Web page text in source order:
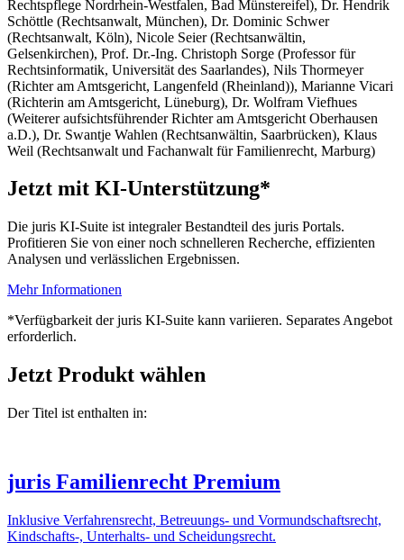
Rechtspflege Nordrhein-Westfalen, Bad Münstereifel), Dr. Hendrik
Schöttle (Rechtsanwalt, München), Dr. Dominic Schwer
(Rechtsanwalt, Köln), Nicole Seier (Rechtsanwältin,
Gelsenkirchen), Prof. Dr.-Ing. Christoph Sorge (Professor für
Rechtsinformatik, Universität des Saarlandes), Nils Thormeyer
(Richter am Amtsgericht, Langenfeld (Rheinland)), Marianne Vicari
(Richterin am Amtsgericht, Lüneburg), Dr. Wolfram Viefhues
(Weiterer aufsichtsführender Richter am Amtsgericht Oberhausen
a.D.), Dr. Swantje Wahlen (Rechtsanwältin, Saarbrücken), Klaus
Weil (Rechtsanwalt und Fachanwalt für Familienrecht, Marburg)
Jetzt mit KI-Unterstützung*
Die juris KI-Suite ist integraler Bestandteil des juris Portals.
Profitieren Sie von einer noch schnelleren Recherche, effizienten
Analysen und verlässlichen Ergebnissen.
Mehr Informationen
*Verfügbarkeit der juris KI-Suite kann variieren. Separates Angebot
erforderlich.
Jetzt Produkt wählen
Der Titel ist enthalten in:
juris Familienrecht Premium
Inklusive Verfahrensrecht, Betreuungs- und Vormundschaftsrecht,
Kindschafts-, Unterhalts- und Scheidungsrecht.